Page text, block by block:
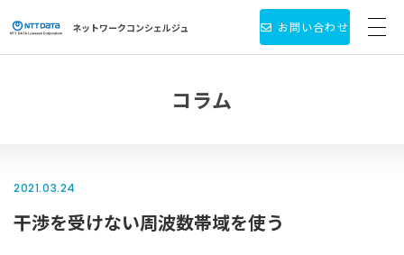
ネットワークコンシェルジュ
新着情報
お問い合わせ
コラム
2021.03.24
干渉を受けない周波数帯域を使う